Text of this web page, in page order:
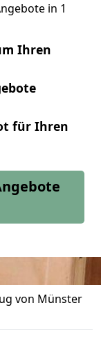
in 1
Ihren
für Ihren
von Münster